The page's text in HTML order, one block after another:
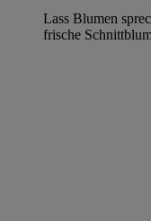
Lass Blumen
frische